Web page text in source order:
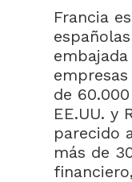
Francia
de
EE.UU. y
parecido
más de